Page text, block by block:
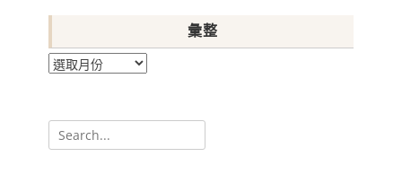
彙整
彙
Search
for: